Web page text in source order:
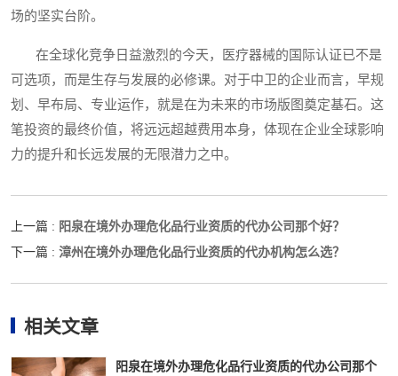
场的坚实台阶。
在全球化竞争日益激烈的今天，医疗器械的国际认证已不是
可选项，而是生存与发展的必修课。对于中卫的企业而言，早规
划、早布局、专业运作，就是在为未来的市场版图奠定基石。这
笔投资的最终价值，将远远超越费用本身，体现在企业全球影响
力的提升和长远发展的无限潜力之中。
上一篇 : 阳泉在境外办理危化品行业资质的代办公司那个好？
下一篇 : 漳州在境外办理危化品行业资质的代办机构怎么选？
相关文章
阳泉在境外办理危化品行业资质的代办公司那个